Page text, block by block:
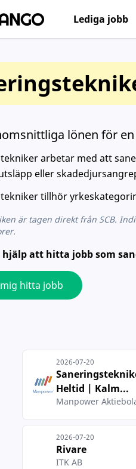
Lediga jobb
lönen för
arbetar med att
eller
tillhör
är tagen direkt från SCB.
hjälp att hitta jobb som
hitta jobb
2026-07-20
Heltid | Kalm...
Manpower
2026-07-20
Rivare
ITK AB